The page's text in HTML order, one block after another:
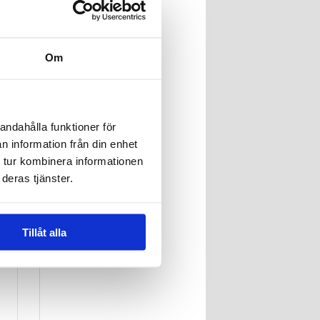
Om
funktioner för
information från din enhet
kombinera informationen
tjänster.
Tillåt alla